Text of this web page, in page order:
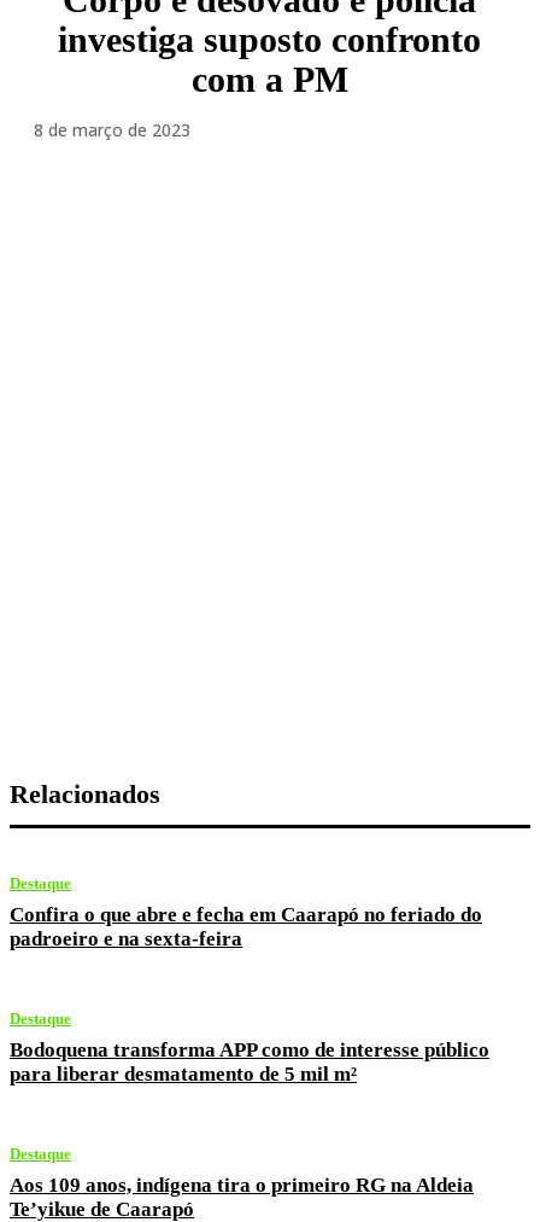
investiga suposto confronto
com a PM
8 de março de 2023
Relacionados
Destaque
Confira o que abre e fecha em Caarapó no feriado do
padroeiro e na sexta-feira
Destaque
Bodoquena transforma APP como de interesse público
para liberar desmatamento de 5 mil m²
Destaque
Aos 109 anos, indígena tira o primeiro RG na Aldeia
Te’yikue de Caarapó